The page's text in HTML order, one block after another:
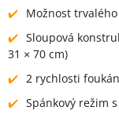
Možnost
Sloupová
31 × 70 cm)
2 rychlosti
Spánkový režim